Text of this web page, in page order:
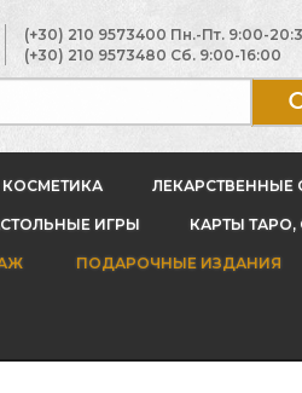
(+30) 210 9573400 Пн.-Пт. 9:00-
(+30) 210 9573480 Сб. 9:00-16:00
КОСМЕТИКА ЛЕКАРСТВЕННЫЕ
ИГРЫ КАРТЫ
ПОДАРОЧНЫЕ ИЗДАНИЯ